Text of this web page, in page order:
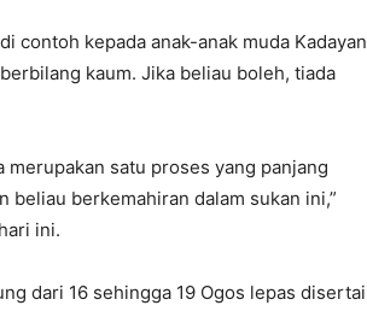
contoh kepada anak-anak muda Kadayan
kaum. Jika beliau boleh, tiada
merupakan satu proses yang panjang
berkemahiran dalam sukan ini,”
ini.
dari 16 sehingga 19 Ogos lepas disertai